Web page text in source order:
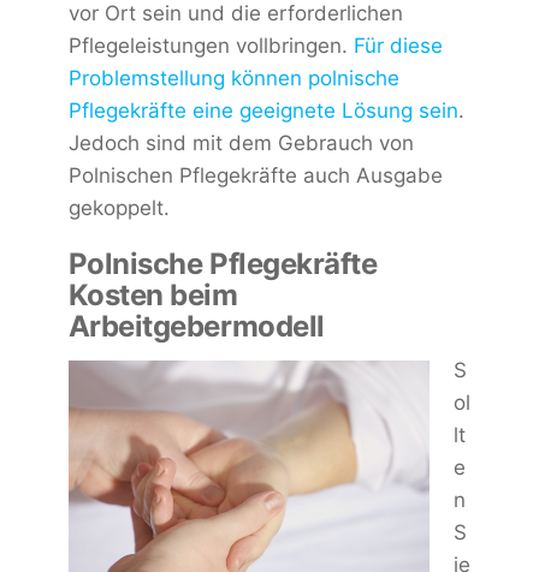
vor Ort sein und die erforderlichen
Pflegeleistungen vollbringen. Für diese
Problemstellung können polnische
Pflegekräfte eine geeignete Lösung sein.
Jedoch sind mit dem Gebrauch von
Polnischen Pflegekräfte auch Ausgabe
gekoppelt.
Polnische Pflegekräfte
Kosten beim
Arbeitgebermodell
S
ol
lt
e
n
S
ie